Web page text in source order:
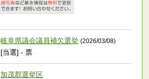
岐阜県議会議員補欠選挙 (2026/03/08)
[当選] - 票
加茂郡選挙区